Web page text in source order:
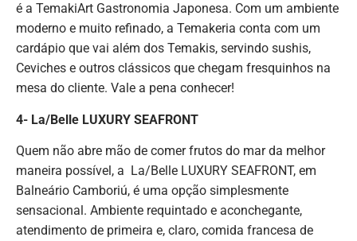
é a TemakiArt Gastronomia Japonesa. Com um ambiente
moderno e muito refinado, a Temakeria conta com um
cardápio que vai além dos Temakis, servindo sushis,
Ceviches e outros clássicos que chegam fresquinhos na
mesa do cliente. Vale a pena conhecer!
4- La/Belle LUXURY SEAFRONT
Quem não abre mão de comer frutos do mar da melhor
maneira possível, a La/Belle LUXURY SEAFRONT, em
Balneário Camboriú, é uma opção simplesmente
sensacional. Ambiente requintado e aconchegante,
atendimento de primeira e, claro, comida francesa de